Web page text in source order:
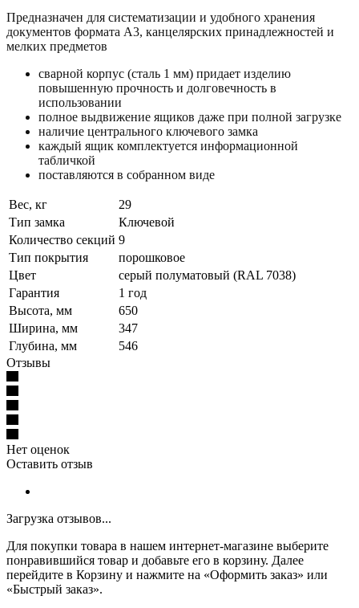
Предназначен для систематизации и удобного хранения
документов формата А3, канцелярских принадлежностей и
мелких предметов
сварной корпус (сталь 1 мм) придает изделию
повышенную прочность и долговечность в
использовании
полное выдвижение ящиков даже при полной загрузке
наличие центрального ключевого замка
каждый ящик комплектуется информационной
табличкой
поставляются в собранном виде
Вес, кг
29
Тип замка
Ключевой
Количество секций 9
Тип покрытия
порошковое
Цвет
серый полуматовый (RAL 7038)
Гарантия
1 год
Высота, мм
650
Ширина, мм
347
Глубина, мм
546
Отзывы
Нет оценок
Оставить отзыв
Загрузка отзывов...
Для покупки товара в нашем интернет-магазине выберите
понравившийся товар и добавьте его в корзину. Далее
перейдите в Корзину и нажмите на «Оформить заказ» или
«Быстрый заказ».